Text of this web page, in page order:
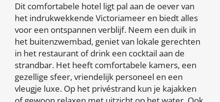
Dit comfortabele hotel ligt pal aan de oever van
het indrukwekkende Victoriameer en biedt alles
voor een ontspannen verblijf. Neem een duik in
het buitenzwembad, geniet van lokale gerechten
in het restaurant of drink een cocktail aan de
strandbar. Het heeft comfortabele kamers, een
gezellige sfeer, vriendelijk personeel en een
vleugje luxe. Op het privéstrand kun je kajakken